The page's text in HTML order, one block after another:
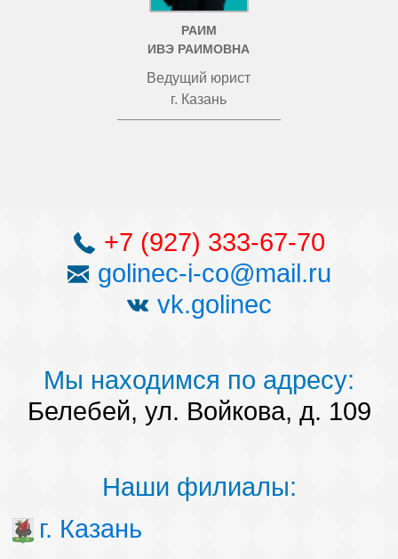
РАИМ
ИВЭ РАИМОВНА
Ведущий юрист
г. Казань
+7 (927) 333-67-70
golinec-i-co@mail.ru
vk.golinec
Мы находимся по адресу:
Белебей, ул. Войкова, д. 109
Наши филиалы:
г. Казань